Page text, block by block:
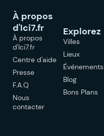
À propos
d'Ici7.fr
À propos
d'Ici7.fr
Centre d'aide
Presse
F.A.Q
Nous
contacter
Explorez
Villes
Lieux
Événements
Blog
Bons Plans